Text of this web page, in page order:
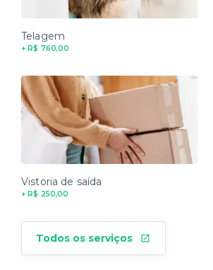
Telagem
+ R$ 760,00
Vistoria de saída
+ R$ 250,00
Todos os serviços